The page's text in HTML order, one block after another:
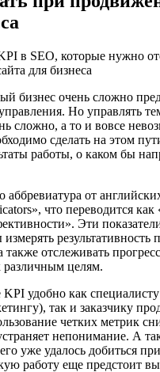
бизнес очень сложно
Но управлять
сложно, а то и вовсе
сделать на этом
работы, о каком бы
аббревиатура от
что переводится
Эти
результативность
отслеживать
целям.
удобно как
так и заказчику
четких метрик
непонимание. А
уже удалось добиться
работу еще предстоит